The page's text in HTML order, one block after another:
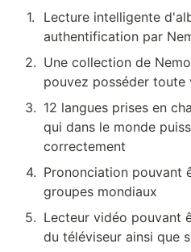
1.
Lecture intelligente
authentification par
2. Une collection de
pouvez posséder toute
3. 12 langues prises en
qui dans le monde
correctement
4. Prononciation pouvant
groupes mondiaux
5. Lecteur vidéo pouvant
du téléviseur ainsi que